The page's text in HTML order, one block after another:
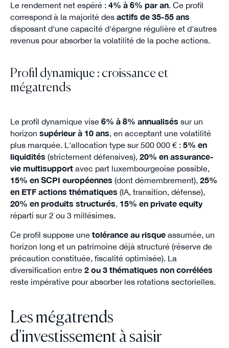
Le rendement net espéré : 4% à 6% par an. Ce profil
correspond à la majorité des actifs de 35-55 ans
disposant d'une capacité d'épargne régulière et d'autres
revenus pour absorber la volatilité de la poche actions.
Profil dynamique : croissance et
mégatrends
Le profil dynamique vise 6% à 8% annualisés sur un
horizon supérieur à 10 ans , en acceptant une volatilité
plus marquée. L'allocation type sur 500 000 € : 5% en
liquidités (strictement défensives), 20% en assurance-
vie multisupportavec part luxembourgeoise possible,
15% en SCPI européennes (dont démembrement), 25%
en ETF actions thématiques (IA, transition, défense),
20% en produits structurés 15% en private equity
réparti sur 2 ou 3 millésimes.
Ce profil suppose une tolérance au risqueassumée, un
horizon long et un patrimoine déjà structuré (réserve de
précaution constituée, fiscalité optimisée). La
diversification entre 2 ou 3 thématiques non corrélées
reste impérative pour absorber les rotations sectorielles.
Les mégatrends
d'investissement à saisir